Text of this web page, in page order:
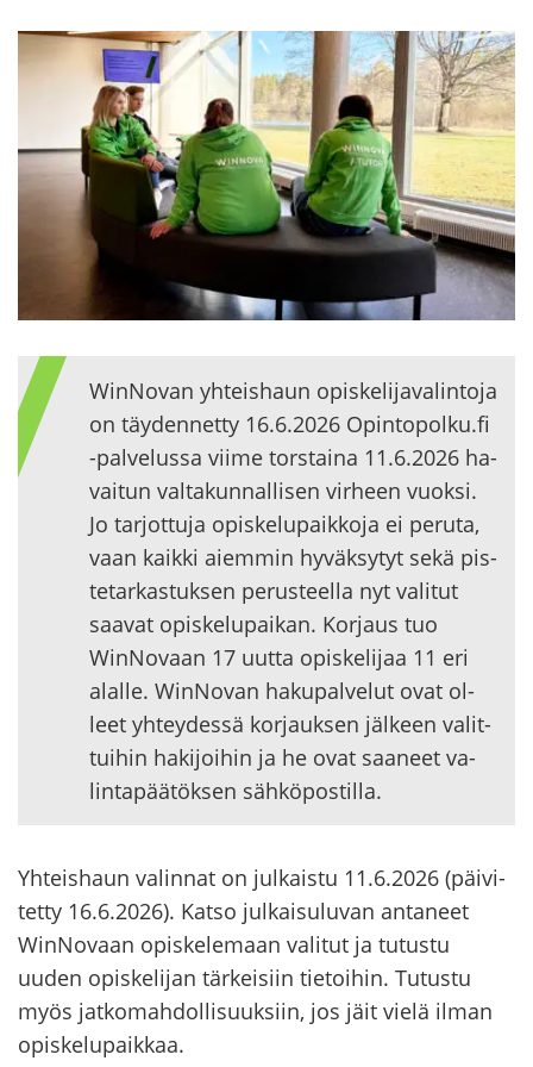
WinNovan yh­teis­haun opis­ke­li­ja­va­lin­to­ja
on täy­den­net­ty 16.6.2026 Opin­to­pol­ku.fi
-​palvelussa viime tors­tai­na 11.6.2026 ha­
vai­tun val­ta­kun­nal­li­sen vir­heen vuok­si.
Jo tar­jot­tu­ja opis­ke­lu­paik­ko­ja ei pe­ru­ta,
vaan kaik­ki ai­em­min hy­väk­sy­tyt sekä pis­
te­tar­kas­tuk­sen pe­rus­teel­la nyt va­li­tut
saa­vat opis­ke­lu­pai­kan. Kor­jaus tuo
WinNovaan 17 uutta opis­ke­li­jaa 11 eri
alal­le. WinNovan ha­ku­pal­ve­lut ovat ol­
leet yh­tey­des­sä kor­jauk­sen jäl­keen va­lit­
tui­hin ha­ki­joi­hin ja he ovat saa­neet va­
lin­ta­pää­tök­sen säh­kö­pos­til­la.
Yh­teis­haun va­lin­nat on jul­kais­tu 11.6.2026 (päi­vi­
tet­ty 16.6.2026). Katso jul­kai­su­lu­van an­ta­neet
WinNovaan opis­ke­le­maan va­li­tut ja tu­tus­tu
uuden opis­ke­li­jan tär­kei­siin tie­toi­hin. Tu­tus­tu
myös jat­ko­mah­dol­li­suuk­siin, jos jäit vielä ilman
opis­ke­lu­paik­kaa.